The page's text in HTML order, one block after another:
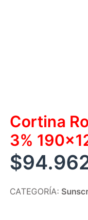
Cortina
3%
$
CATEGORÍA: